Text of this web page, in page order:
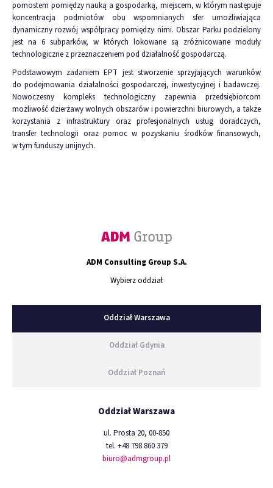
pomostem pomiędzy nauką a gospodarką, miejscem, w którym następuje
koncentracja podmiotów obu wspomnianych sfer umożliwiająca
dynamiczny rozwój współpracy pomiędzy nimi. Obszar Parku podzielony
jest na 6 subparków, w których lokowane są zróżnicowane moduły
technologiczne z przeznaczeniem pod działalność gospodarczą.
Podstawowym zadaniem EPT jest stworzenie sprzyjających warunków
do podejmowania działalności gospodarczej, inwestycyjnej i badawczej.
Nowoczesny kompleks technologiczny zapewnia przedsiębiorcom
możliwość dzierżawy wolnych obszarów i powierzchni biurowych, a także
korzystania z infrastruktury oraz profesjonalnych usług doradczych,
transfer technologii oraz pomoc w pozyskaniu środków finansowych,
w tym funduszy unijnych.
ADM Consulting Group S.A.
Wybierz oddział
Oddział Warszawa
Oddział Gdynia
Oddział Poznań
Oddział Warszawa
ul. Prosta 20, 00-850
tel. +48 798 860 379
biuro@admgroup.pl